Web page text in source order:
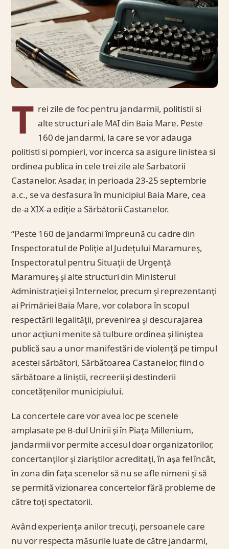
T rei zile de foc pentru jandarmii, politistii si
alte structuri ale MAI din Baia Mare. Peste
160 de jandarmi, la care se vor adauga
politisti si pompieri, vor incerca sa asigure linistea si
ordinea publica in cele trei zile ale Sarbatorii
Castanelor. Asadar, in perioada 23-25 septembrie
a.c., se va desfasura în municipiul Baia Mare, cea
de-a XIX-a ediţie a Sărbătorii Castanelor.
“Peste 160 de jandarmi împreună cu cadre din
Inspectoratul de Poliţie al Judeţului Maramureş,
Inspectoratul pentru Situaţii de Urgenţă
Maramureş şi alte structuri din Ministerul
Administraţiei şi Internelor, precum şi reprezentanţi
ai Primăriei Baia Mare, vor colabora în scopul
respectării legalităţii, prevenirea şi descurajarea
unor acţiuni menite să tulbure ordinea şi liniştea
publică sau a unor manifestări de violenţă pe timpul
acestei sărbători, Sărbătoarea Castanelor, fiind o
sărbătoare a liniştii, recreerii şi destinderii
concetăţenilor municipiului.
La concertele care vor avea loc pe scenele
amplasate pe B-dul Unirii şi în Piaţa Millenium,
jandarmii vor permite accesul doar organizatorilor,
concertanţilor şi ziariştilor acreditaţi, în aşa fel încât,
în zona din faţa scenelor să nu se afle nimeni şi să
se permită vizionarea concertelor fără probleme de
către toţi spectatorii.
Având experienţa anilor trecuţi, persoanele care
nu vor respecta măsurile luate de către jandarmi,